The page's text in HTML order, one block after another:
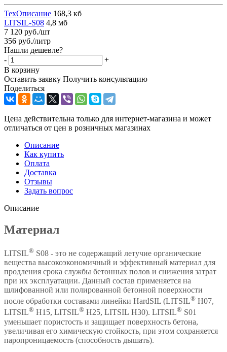
ТехОписание 168,3 кб
LITSIL-S08 4,8 мб
7 120 руб./шт
356 руб./литр
Нашли дешевле?
-
+
В корзину
Оставить заявку Получить консультацию
Поделиться
Цена действительна только для интернет-магазина и может
отличаться от цен в розничных магазинах
Описание
Как купить
Оплата
Доставка
Отзывы
Задать вопрос
Описание
Материал
LITSIL® S08 - это не содержащий летучие органические
вещества высокоэкономичный и эффективный материал для
продления срока службы бетонных полов и снижения затрат
при их эксплуатации. Данный состав применяется на
шлифованной или полированной бетонной поверхности
после обработки составами линейки HardSIL (LITSIL® H07,
LITSIL® H15, LITSIL® H25, LITSIL H30). LITSIL® S01
уменьшает пористость и защищает поверхность бетона,
увеличивая его химическую стойкость, при этом сохраняется
паропроницаемость (способность дышать).